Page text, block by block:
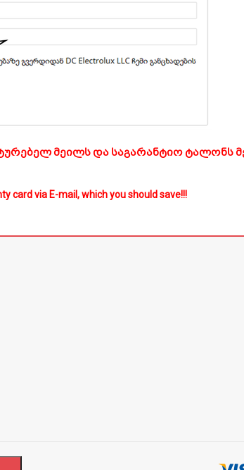
მეილს და საგარანტიო ტალონს
card via E-mail, which you should save!!!